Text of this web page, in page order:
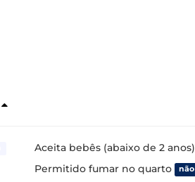
Aceita bebês (abaixo de 2 anos)
Permitido fumar no quarto não